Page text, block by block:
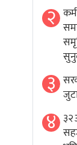
२
३
४